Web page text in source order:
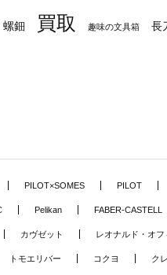
螺鈿 買取 趣味の文具箱 長
PILOT×SOMES PILOT
Pelikan FABER-CASTELL
カヴゼット レオナルド・オ
トモエリバー コクヨ ク